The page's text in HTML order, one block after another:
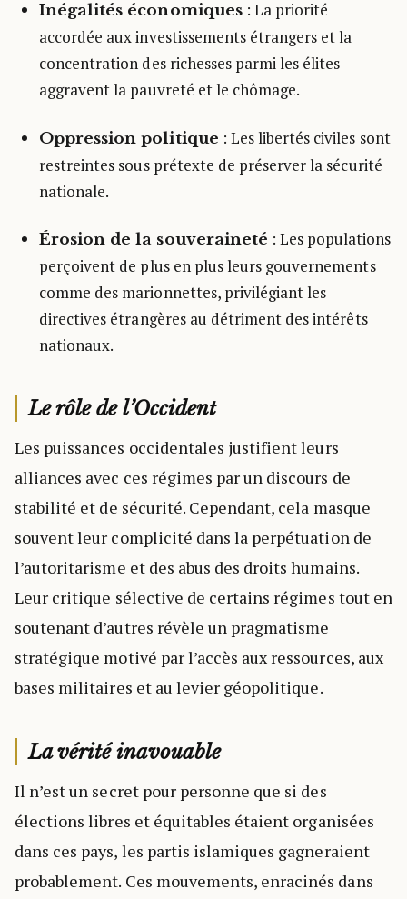
Inégalités économiques: La priorité
accordée aux investissements étrangers et la
concentration des richesses parmi les élites
aggravent la pauvreté et le chômage.
Oppression politique : Les libertés civiles sont
restreintes sous prétexte de préserver la sécurité
nationale.
Érosion de la souveraineté : Les populations
perçoivent de plus en plus leurs gouvernements
comme des marionnettes, privilégiant les
directives étrangères au détriment des intérêts
nationaux.
Le rôle de l’Occident
Les puissances occidentales justifient leurs
alliances avec ces régimes par un discours de
stabilité et de sécurité. Cependant, cela masque
souvent leur complicité dans la perpétuation de
l’autoritarisme et des abus des droits humains.
Leur critique sélective de certains régimes tout en
soutenant d’autres révèle un pragmatisme
stratégique motivé par l’accès aux ressources, aux
bases militaires et au levier géopolitique.
La vérité inavouable
Il n’est un secret pour personne que si des
élections libres et équitables étaient organisées
dans ces pays, les partis islamiques gagneraient
probablement. Ces mouvements, enracinés dans